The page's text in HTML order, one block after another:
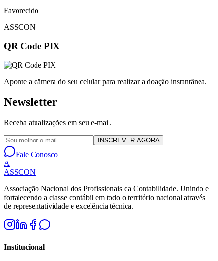
Favorecido
ASSCON
QR Code PIX
Aponte a câmera do seu celular para realizar a doação instantânea.
Newsletter
Receba atualizações em seu e-mail.
INSCREVER AGORA
Fale Conosco
A
ASSCON
Associação Nacional dos Profissionais da Contabilidade. Unindo e
fortalecendo a classe contábil em todo o território nacional através
de representatividade e excelência técnica.
Institucional